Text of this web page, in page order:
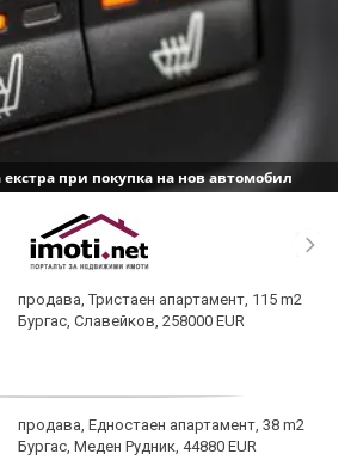
при покупка на нов автомобил
продава, Тристаен апартамент, 115 m2
Бургас, Славейков, 258000 EUR
продава, Едностаен апартамент, 38 m2
Бургас, Меден Рудник, 44880 EUR